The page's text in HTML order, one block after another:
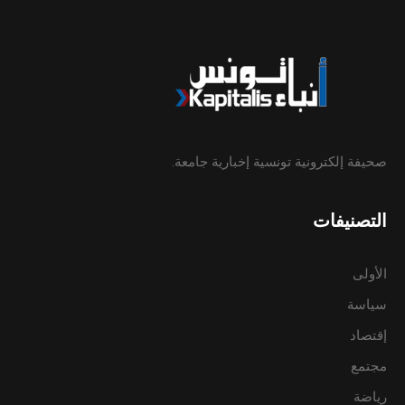
صحيفة إلكترونية تونسية إخبارية جامعة.
التصنيفات
الأولى
سياسة
إقتصاد
مجتمع
رياضة